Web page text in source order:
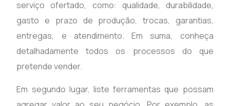
serviço ofertado, como: qualidade, durabilidade,
gasto e prazo de produção, trocas, garantias,
entregas, e atendimento. Em suma, conheça
detalhadamente todos os processos do que
pretende vender.
Em segundo lugar, liste ferramentas que possam